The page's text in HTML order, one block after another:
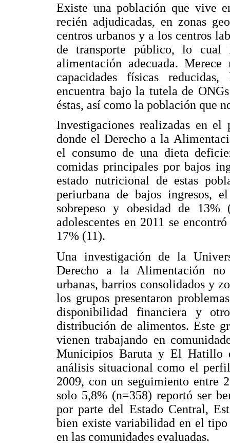
Existe una población que vive
recién adjudicadas, en zonas
centros urbanos y a los centros
de transporte público, lo
alimentación adecuada.
capacidades físicas
encuentra bajo la tutela de
éstas, así como la población que
Investigaciones realizadas en
donde el Derecho a la
el consumo de una dieta
comidas principales por bajos
estado nutricional de estas
periurbana de bajos ingresos,
sobrepeso y obesidad de
adolescentes en 2011 se
17% (11).
Una investigación de la
Derecho a la Alimentación no
urbanas, barrios consolidados y
los grupos presentaron
disponibilidad financiera y
distribución de alimentos. Este
vienen trabajando en
Municipios Baruta y El Hatillo
análisis situacional como el
2009, con un seguimiento entre
solo 5,8% (n=358) reportó ser
por parte del Estado Central,
bien existe variabilidad en el
en las comunidades evaluadas.